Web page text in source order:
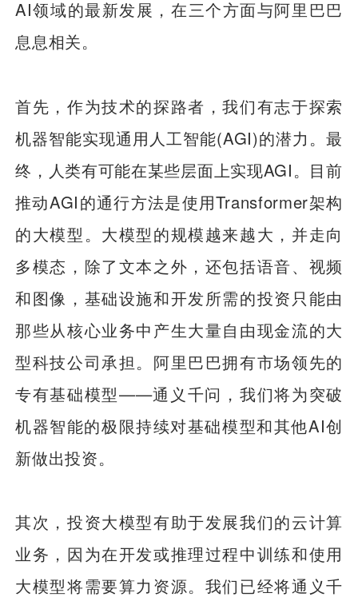
AI领域的最新发展，在三个方面与阿里巴巴
息息相关。
首先，作为技术的探路者，我们有志于探索
机器智能实现通用人工智能(AGI)的潜力。最
终，人类有可能在某些层面上实现AGI。目前
推动AGI的通行方法是使用Transformer架构
的大模型。大模型的规模越来越大，并走向
多模态，除了文本之外，还包括语音、视频
和图像，基础设施和开发所需的投资只能由
那些从核心业务中产生大量自由现金流的大
型科技公司承担。阿里巴巴拥有市场领先的
专有基础模型——通义千问，我们将为突破
机器智能的极限持续对基础模型和其他AI创
新做出投资。
其次，投资大模型有助于发展我们的云计算
业务，因为在开发或推理过程中训练和使用
大模型将需要算力资源。我们已经将通义千